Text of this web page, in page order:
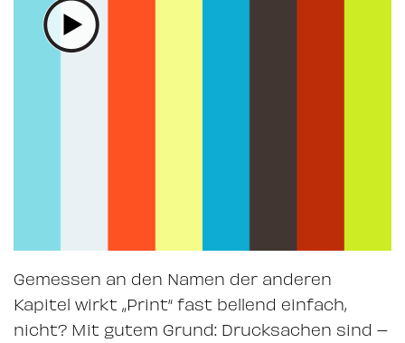
Gemessen an den Namen der anderen
Kapitel wirkt „Print“ fast bellend einfach,
nicht? Mit gutem Grund: Drucksachen sind –